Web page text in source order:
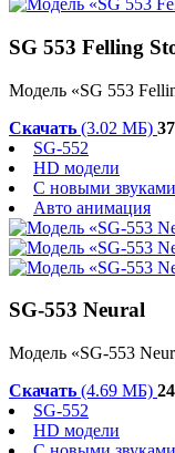
SG 553 Felling
Модель «SG 553
Скачать (3.02 МБ)
SG-552
HD модели
С новыми звуками
Авто анимация
SG-553 Neural
Модель «SG-553
Скачать (4.69 МБ)
SG-552
HD модели